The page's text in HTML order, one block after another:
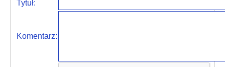
Tytuł:
Komentarz: